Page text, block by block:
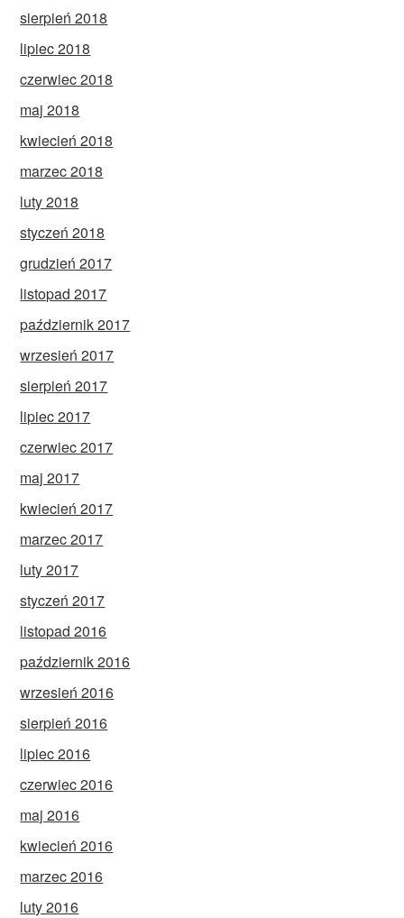
sierpień 2018
lipiec 2018
czerwiec 2018
maj 2018
kwiecień 2018
marzec 2018
luty 2018
styczeń 2018
grudzień 2017
listopad 2017
październik 2017
wrzesień 2017
sierpień 2017
lipiec 2017
czerwiec 2017
maj 2017
kwiecień 2017
marzec 2017
luty 2017
styczeń 2017
listopad 2016
październik 2016
wrzesień 2016
sierpień 2016
lipiec 2016
czerwiec 2016
maj 2016
kwiecień 2016
marzec 2016
luty 2016